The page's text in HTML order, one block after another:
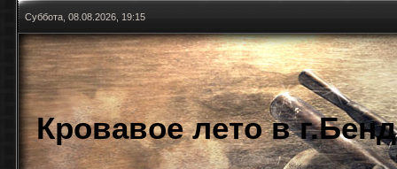
Суббота, 08.08.2026, 19:15
Кровавое лето в